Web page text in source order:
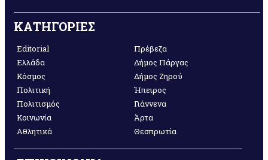
ΚΑΤΗΓΟΡΙΕΣ
Editorial
Ελλάδα
Κόσμος
Πολιτική
Πολιτισμός
Κοινωνία
Αθλητικά
Πρέβεζα
Δήμος Πάργας
Δήμος Ζηρού
Ήπειρος
Γιάννενα
Άρτα
Θεσπρωτία